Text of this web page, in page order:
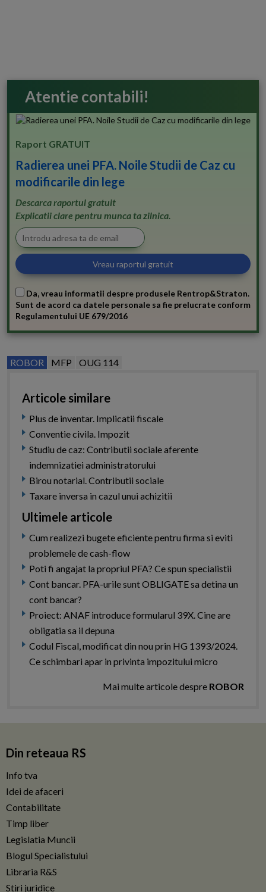
Atentie contabili!
Raport GRATUIT
Radierea unei PFA. Noile Studii de Caz cu
modificarile din lege
Descarca raportul gratuit
Explicatii clare pentru munca ta zilnica.
Da, vreau informatii despre produsele Rentrop&Straton.
Sunt de acord ca datele personale sa fie prelucrate conform
Regulamentului UE 679/2016
ROBOR MFP OUG 114
Articole similare
Plus de inventar. Implicatii fiscale
Conventie civila. Impozit
Studiu de caz: Contributii sociale aferente
indemnizatiei administratorului
Birou notarial. Contributii sociale
Taxare inversa in cazul unui achizitii
Ultimele articole
Cum realizezi bugete eficiente pentru firma si eviti
problemele de cash-flow
Poti fi angajat la propriul PFA? Ce spun specialistii
Cont bancar. PFA-urile sunt OBLIGATE sa detina un
cont bancar?
Proiect: ANAF introduce formularul 39X. Cine are
obligatia sa il depuna
Codul Fiscal, modificat din nou prin HG 1393/2024.
Ce schimbari apar in privinta impozitului micro
Mai multe articole despre ROBOR
Din reteaua RS
Info tva
Idei de afaceri
Contabilitate
Timp liber
Legislatia Muncii
Blogul Specialistului
Libraria R&S
Stiri juridice